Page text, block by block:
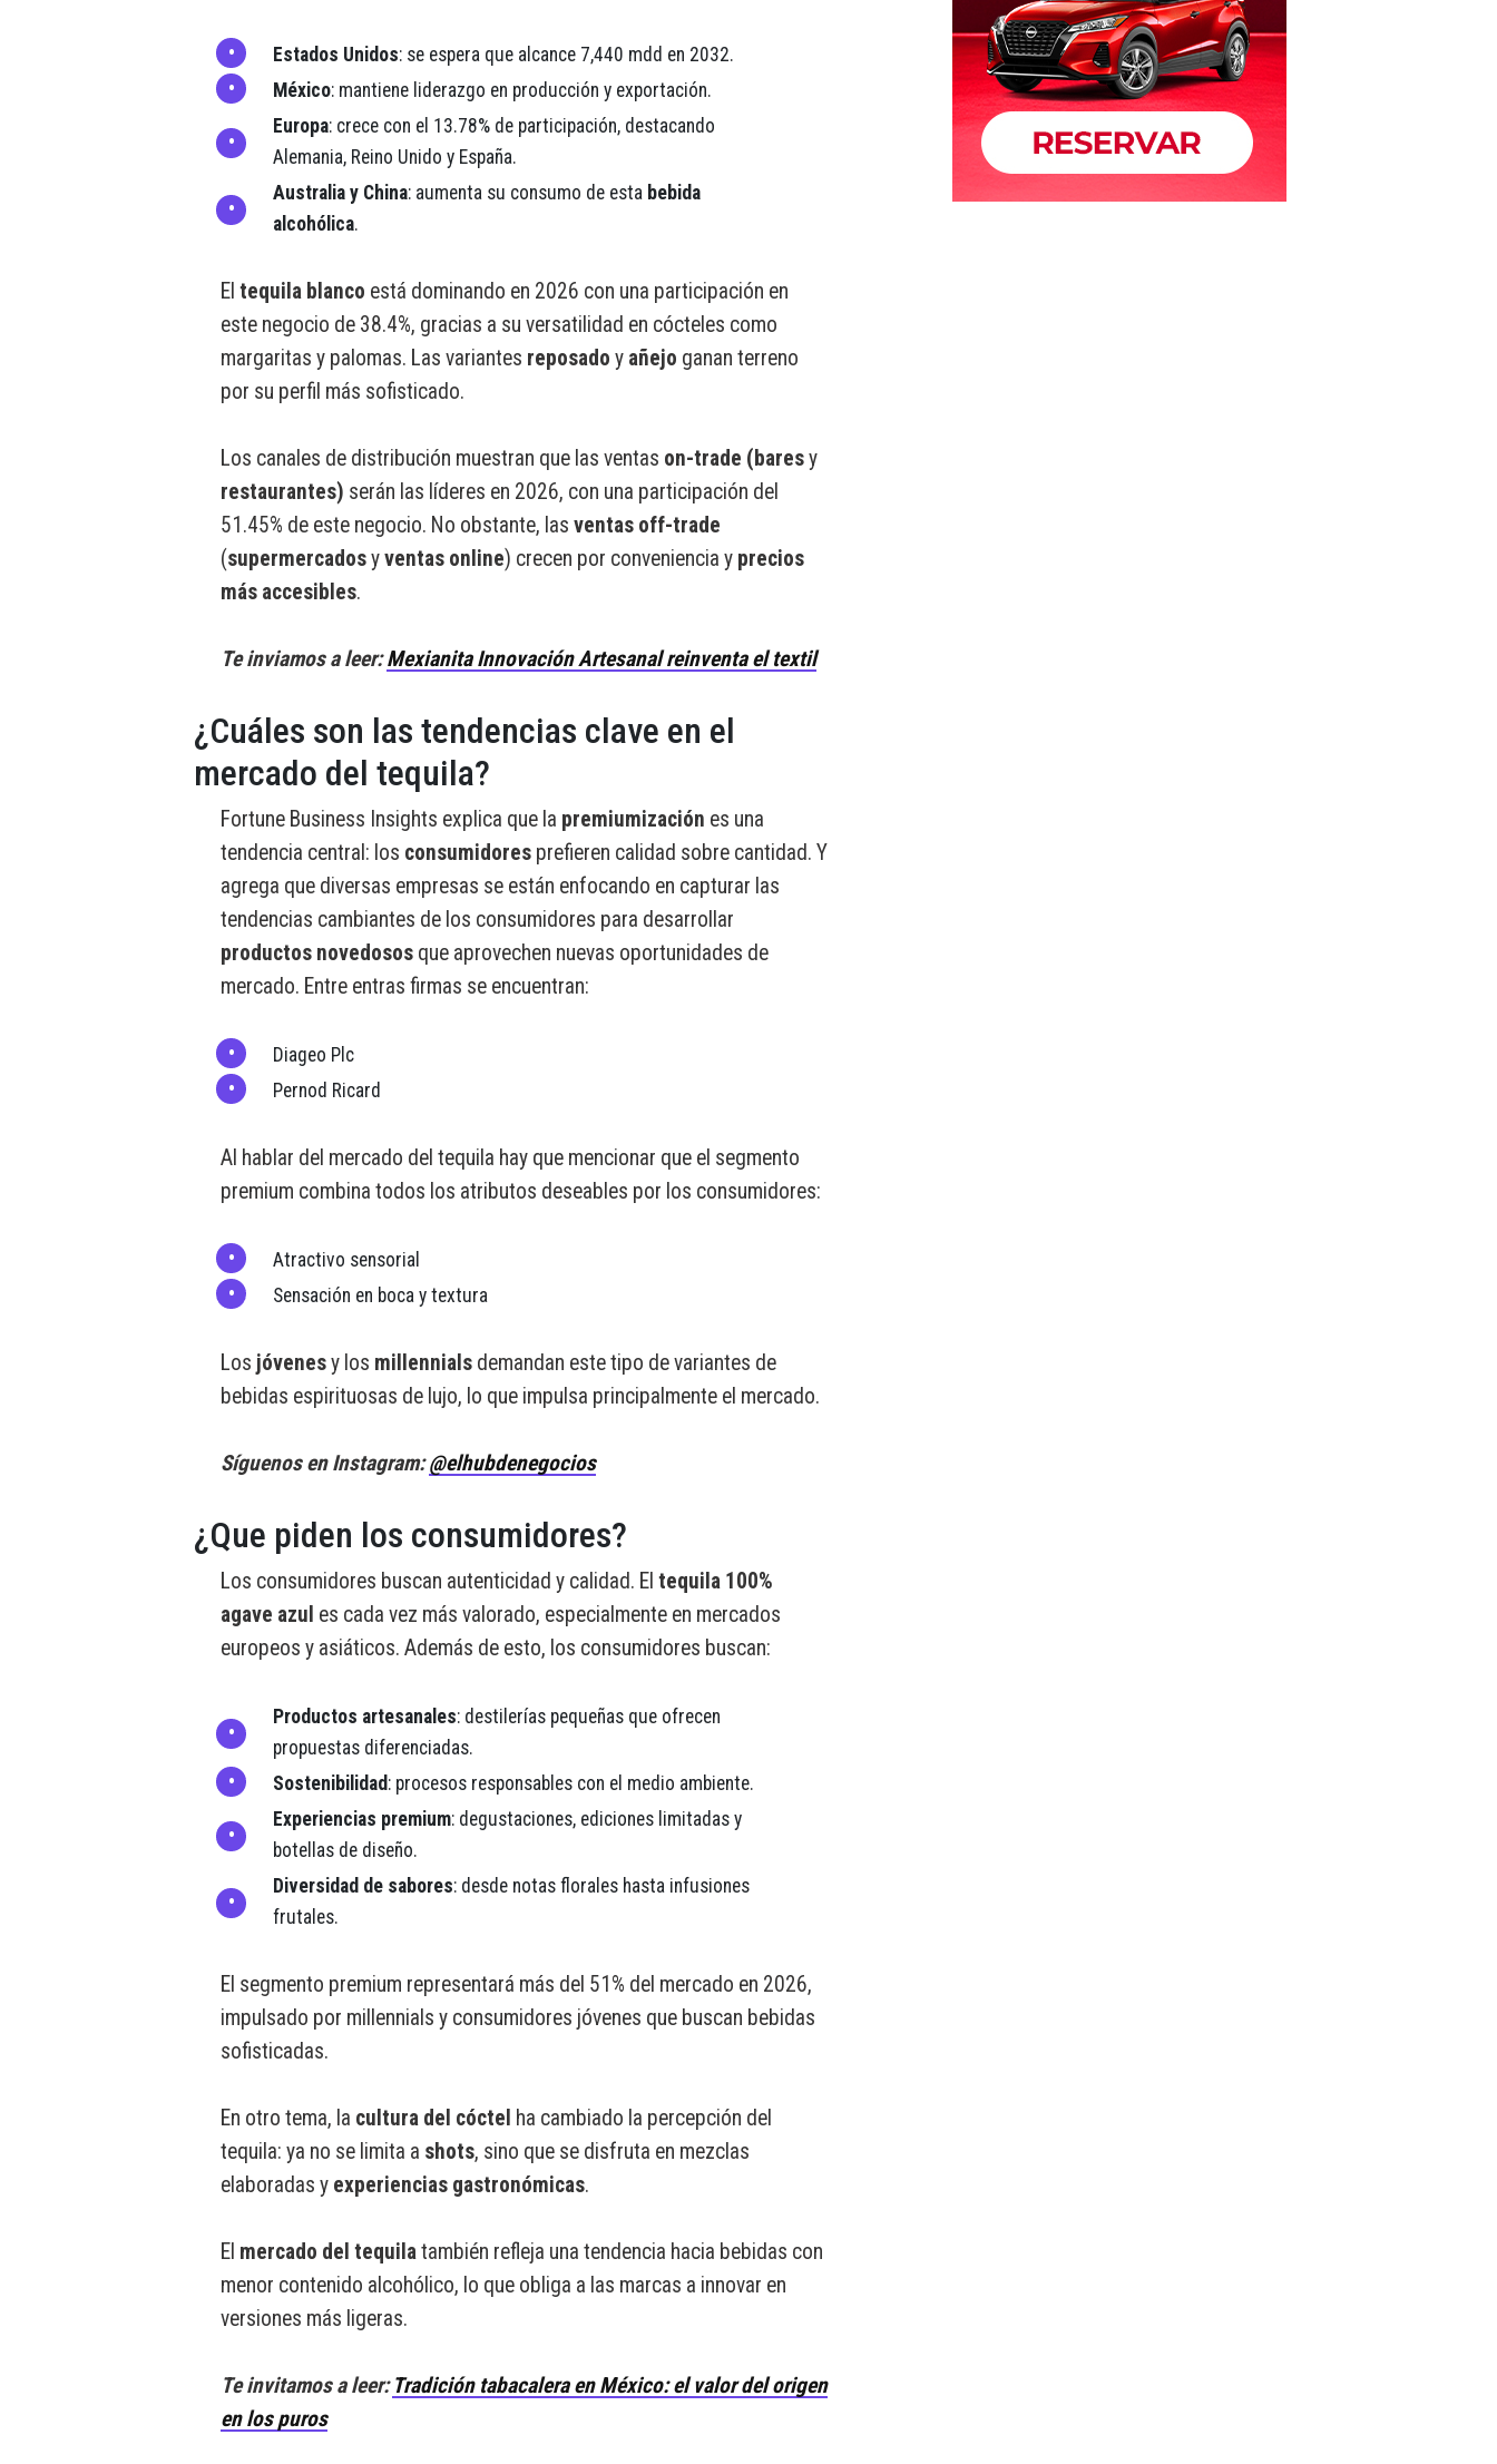
Estados Unidos: se espera que alcance 7,440 mdd en 2032.
México: mantiene liderazgo en producción y exportación.
Europa: crece con el 13.78% de participación, destacando
Alemania, Reino Unido y España.
Australia y China: aumenta su consumo de esta bebida
alcohólica.
El tequila blanco está dominando en 2026 con una participación en
este negocio de 38.4%, gracias a su versatilidad en cócteles como
margaritas y palomas. Las variantes reposado y añejo ganan terreno
por su perfil más sofisticado.
Los canales de distribución muestran que las ventas on-trade (baresy
restaurantes) serán las líderes en 2026, con una participación del
51.45% de este negocio. No obstante, las ventas off-trade
(supermercadosyventas online) crecen por conveniencia y precios
más accesibles.
Te inviamos a leer:Mexianita Innovación Artesanal reinventa el textil
¿Cuáles son las tendencias clave en el
mercado del tequila?
Fortune Business Insights explica que la premiumización es una
tendencia central: los consumidoresprefieren calidad sobre cantidad. Y
agrega que diversas empresas se están enfocando en capturar las
tendencias cambiantes de los consumidores para desarrollar
productos novedosos que aprovechen nuevas oportunidades de
mercado. Entre entras firmas se encuentran:
Diageo Plc
Pernod Ricard
Al hablar del mercado del tequila hay que mencionar que el segmento
premium combina todos los atributos deseables por los consumidores:
Atractivo sensorial
Sensación en boca y textura
Los jóvenesy los millennialsdemandan este tipo de variantes de
bebidas espirituosas de lujo, lo que impulsa principalmente el mercado.
Síguenos en Instagram:@elhubdenegocios
¿Que piden los consumidores?
Los consumidores buscan autenticidad y calidad. El tequila 100%
agave azul es cada vez más valorado, especialmente en mercados
europeos y asiáticos. Además de esto, los consumidores buscan:
Productos artesanales: destilerías pequeñas que ofrecen
propuestas diferenciadas.
Sostenibilidad : procesos responsables con el medio ambiente.
Experiencias premium: degustaciones, ediciones limitadas y
botellas de diseño.
Diversidad de sabores: desde notas florales hasta infusiones
frutales.
El segmento premium representará más del 51% del mercado en 2026,
impulsado por millennials y consumidores jóvenes que buscan bebidas
sofisticadas.
En otro tema, la cultura del cóctel ha cambiado la percepción del
tequila: ya no se limita a shots, sino que se disfruta en mezclas
elaboradas y experiencias gastronómicas.
El mercado del tequilatambién refleja una tendencia hacia bebidas con
menor contenido alcohólico, lo que obliga a las marcas a innovar en
versiones más ligeras.
Te invitamos a leer:Tradición tabacalera en México: el valor del origen
en los puros